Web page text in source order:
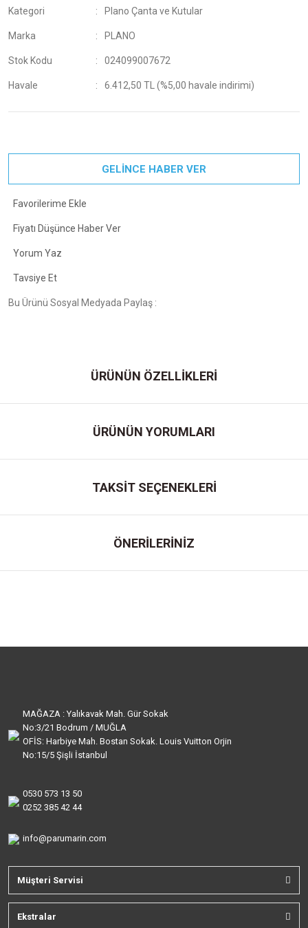
Kategori Plano Çanta ve Kutular
Marka PLANO
Stok Kodu 024099007672
Havale 6.412,50 TL (%5,00 havale indirimi)
GELİNCE HABER VER
Fiyatı Düşünce Haber Ver
Yorum Yaz
Tavsiye Et
Bu Ürünü Sosyal Medyada Paylaş :
ÜRÜNÜN ÖZELLİKLERİ
ÜRÜNÜN YORUMLARI
TAKSİT SEÇENEKLERİ
ÖNERİLERİNİZ
MAĞAZA : Yalıkavak Mah. Gür Sokak
No:3/21 Bodrum / MUĞLA
OFİS: Harbiye Mah. Bostan Sokak. Louis Vuitton Orjin
No:15/5 Şişli İstanbul
0530 573 13 50
0252 385 42 44
info@parumarin.com
Müşteri Servisi
Ekstralar